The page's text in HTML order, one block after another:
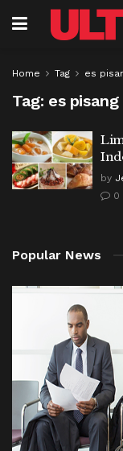
Home Tag es
Tag: es pisang
by
0
Popular News